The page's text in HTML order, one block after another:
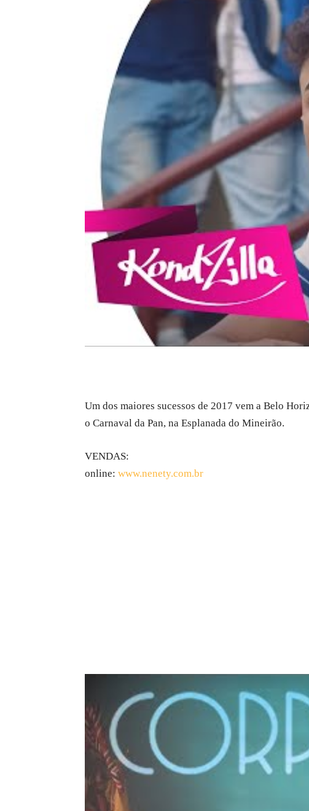
Um dos maiores sucessos de 2017 vem a Belo
o Carnaval da Pan, na Esplanada do Mineirão.
VENDAS:
online: www.nenety.com.br